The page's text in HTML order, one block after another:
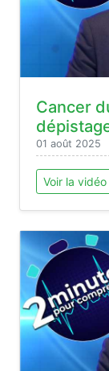
Cancer
01 août 2025
Voir la vidéo